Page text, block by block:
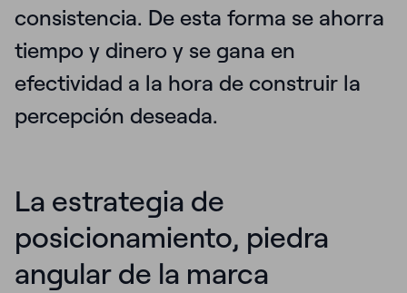
consistencia. De esta forma se ahorra
tiempo y dinero y se gana en
efectividad a la hora de construir la
percepción deseada.
La estrategia de
posicionamiento, piedra
angular de la marca